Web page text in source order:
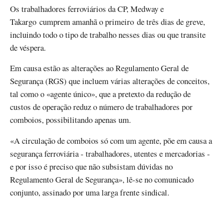
Os trabalhadores ferroviários da CP, Medway e
Takargo cumprem amanhã o primeiro de três dias de greve,
incluindo todo o tipo de trabalho nesses dias ou que transite
de véspera.
Em causa estão as alterações ao Regulamento Geral de
Segurança (RGS) que incluem várias alterações de conceitos,
tal como o «agente único», que a pretexto da redução de
custos de operação reduz o número de trabalhadores por
comboios, possibilitando apenas um.
«A circulação de comboios só com um agente, põe em causa a
segurança ferroviária - trabalhadores, utentes e mercadorias -
e por isso é preciso que não subsistam dúvidas no
Regulamento Geral de Segurança», lê-se no comunicado
conjunto, assinado por uma larga frente sindical.